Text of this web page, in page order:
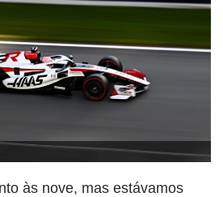
às nove, mas estávamos